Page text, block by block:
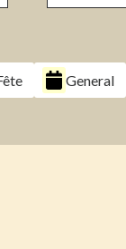
General